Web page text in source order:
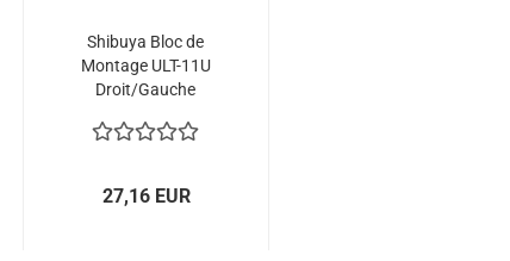
Shibuya Bloc de
Montage ULT-11U
Droit/Gauche
27,16 EUR